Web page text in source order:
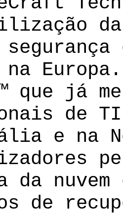
da
na
que já
de TI
e na
da nuvem
de